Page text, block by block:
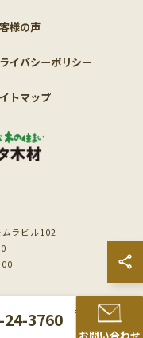
24-3760
様の声
イバシーポリシー
トマップ
ラビル102
価格相談受付中｜有限会社マ